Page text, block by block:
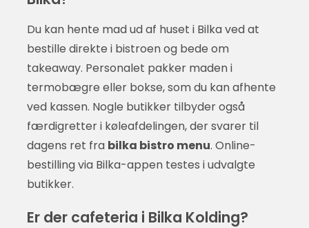
Du kan hente mad ud af huset i Bilka ved at
bestille direkte i bistroen og bede om
takeaway. Personalet pakker maden i
termobægre eller bokse, som du kan afhente
ved kassen. Nogle butikker tilbyder også
færdigretter i køleafdelingen, der svarer til
dagens ret fra bilka bistro menu. Online-
bestilling via Bilka-appen testes i udvalgte
butikker.
Er der cafeteria i Bilka Kolding?